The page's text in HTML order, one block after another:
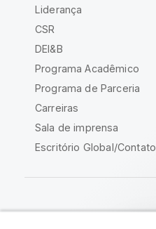
Liderança
CSR
DEI&B
Programa Acadêmico
Programa de Parceria
Carreiras
Sala de imprensa
Escritório Global/Contato